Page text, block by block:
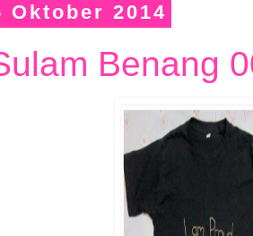
Oktober 2014
Benang